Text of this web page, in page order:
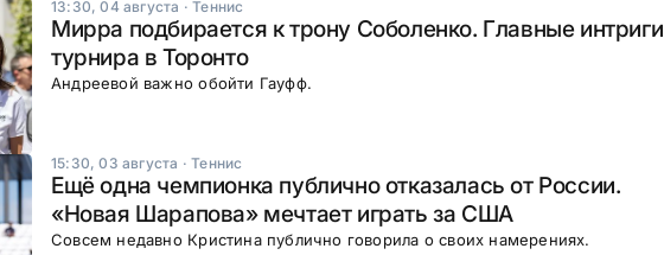
13:30, 04 августа ·Теннис
Мирра подбирается к трону Соболенко. Главные интриги
турнира в Торонто
Андреевой важно обойти Гауфф.
15:30, 03 августа ·Теннис
Ещё одна чемпионка публично отказалась от России.
«Новая Шарапова» мечтает играть за США
Совсем недавно Кристина публично говорила о своих намерениях.